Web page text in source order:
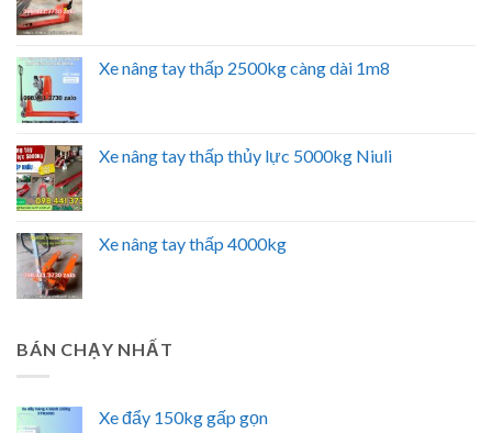
Xe nâng tay thấp 2500kg càng dài 1m8
Xe nâng tay thấp thủy lực 5000kg Niuli
Xe nâng tay thấp 4000kg
BÁN CHẠY NHẤT
Xe đẩy 150kg gấp gọn